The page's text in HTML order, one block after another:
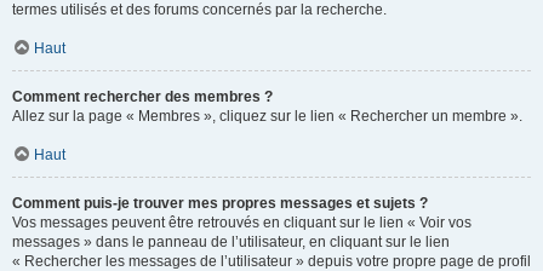
termes utilisés et des forums concernés par la recherche.
Haut
Comment rechercher des membres ?
Allez sur la page « Membres », cliquez sur le lien « Rechercher un membre ».
Haut
Comment puis-je trouver mes propres messages et sujets ?
Vos messages peuvent être retrouvés en cliquant sur le lien « Voir vos
messages » dans le panneau de l’utilisateur, en cliquant sur le lien
« Rechercher les messages de l’utilisateur » depuis votre propre page de profil